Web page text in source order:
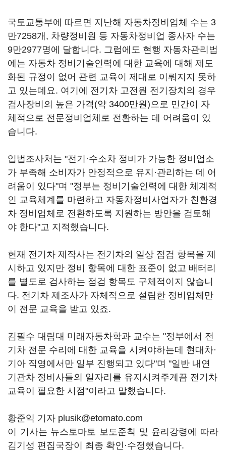
국토교통부에 따르면 지난해 자동차정비업체 수는 3
만7258개, 차량정비원 등 자동차정비업 종사자 수는
9만2977명에 달합니다. 그럼에도 현행 자동차관리법
에는 자동차 정비기술인력에 대한 교육에 대해 제도
화된 규정이 없어 관련 교육이 제대로 이뤄지지 못하
고 있는데요. 여기에 전기차 고전원 전기장치의 경우
검사장비의 높은 가격(약 3400만원)으로 민간이 자
체적으로 전문정비업체로 전환하는 데 어려움이 있
습니다.
입법조사처는 "전기·수소차 정비가 가능한 정비업소
가 부족해 소비자가 안정적으로 유지·관리하는 데 어
려움이 있다"며 "정부는 정비기술인력에 대한 체계적
인 교육체계를 마련하고 자동차정비사업자가 친환경
차 정비업체로 전환하도록 지원하는 방안을 검토해
야 한다"고 지적했습니다.
현재 전기차 제작사는 전기차의 일상 점검 항목을 제
시하고 있지만 정비 항목에 대한 표준이 없고 배터리
를 별도로 검사하는 점검 항목도 구체적이지 않습니
다. 전기차 제조사가 자체적으로 설립한 정비업체만
이 전문 교육을 받고 있죠.
김필수 대림대 미래자동차학과 교수는 "정부에서 전
기차 전문 수리에 대한 교육을 시켜야하는데 현대차·
기아 직영에서만 일부 진행되고 있다"며 "일반 내연
기관차 정비사들의 일자리를 유지시켜주게끔 전기차
교육이 필요한 시점"이라고 말했습니다.
황준익 기자 plusik@etomato.com
이 기사는 뉴스토마토 보도준칙 및 윤리강령에 따라
김기성 편집국장이 최종 확인·수정했습니다.